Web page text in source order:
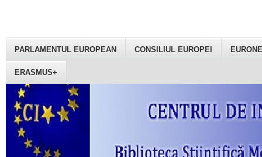
PARLAMENTUL EUROPEAN CONSILIUL EUROPEI
ERASMUS+